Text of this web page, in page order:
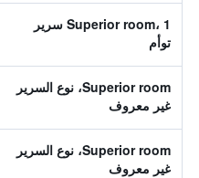
Superior room، 1 سرير
توأم
Superior room، نوع السرير
غير معروف
Superior room، نوع السرير
غير معروف